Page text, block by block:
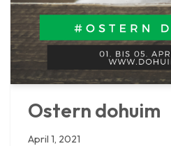
Ostern dohuim
April 1, 2021